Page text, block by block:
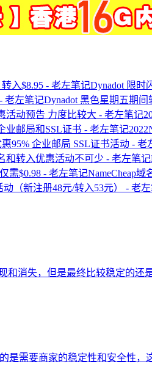
Dynadot 限时
Dynadot 黑色星期五期间
NameCheap
和消失，但是最终比较稳定的还
是需要商家的稳定性和安全性，